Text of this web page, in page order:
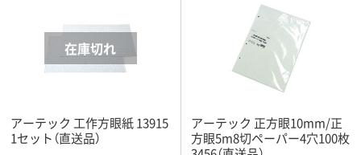
アーテック 工作方眼紙 13915
1セット（直送品）
アーテック 正方眼10mm/正
方眼5m8切ペーパー4穴100枚